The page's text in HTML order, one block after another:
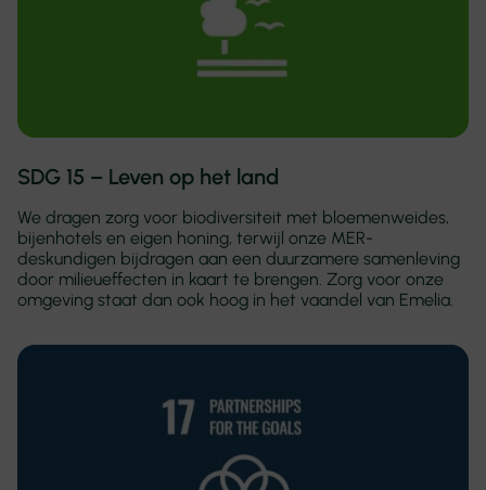
SDG 15 – Leven op het land
We dragen zorg voor biodiversiteit met bloemenweides,
bijenhotels en eigen honing, terwijl onze MER-
deskundigen bijdragen aan een duurzamere samenleving
door milieueffecten in kaart te brengen. Zorg voor onze
omgeving staat dan ook hoog in het vaandel van Emelia.